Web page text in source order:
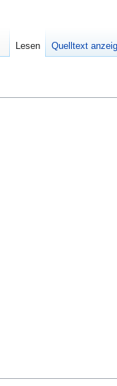
Lesen Quelltext